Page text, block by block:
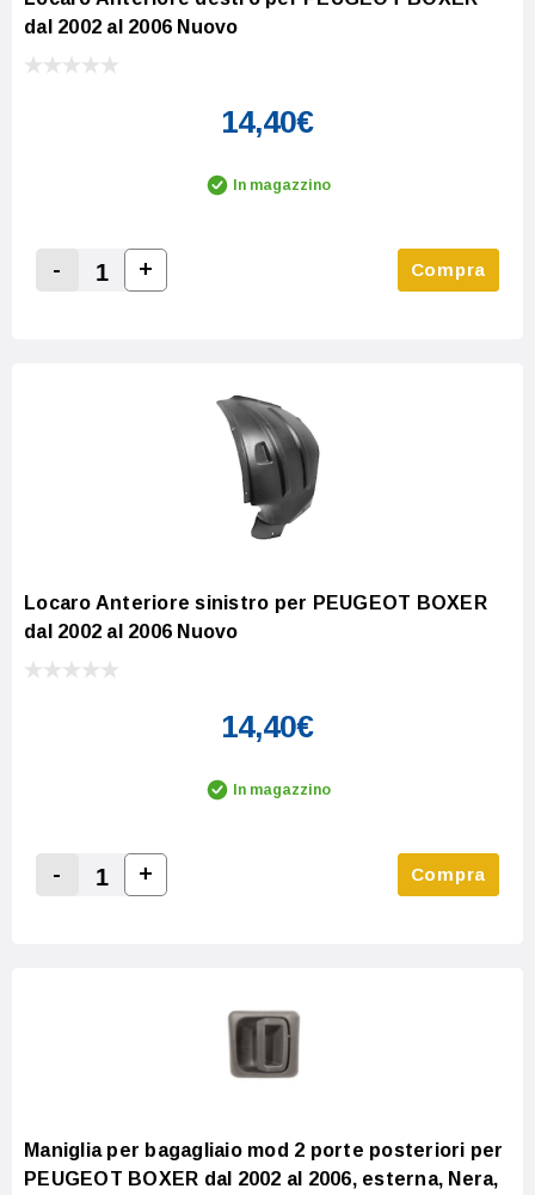
dal 2002 al 2006 Nuovo
14,40€
In magazzino
Decrease Quantity:
-
Increase Quantity:
+ Compra
Locaro Anteriore sinistro per PEUGEOT BOXER
dal 2002 al 2006 Nuovo
14,40€
In magazzino
Decrease Quantity:
-
Increase Quantity:
+ Compra
Maniglia per bagagliaio mod 2 porte posteriori per
PEUGEOT BOXER dal 2002 al 2006, esterna, Nera,